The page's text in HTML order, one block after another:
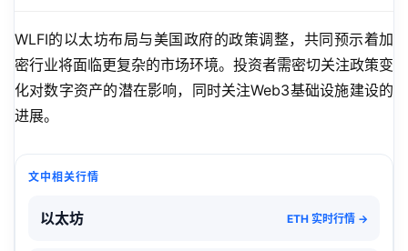
WLFI的以太坊布局与美国政府的政策调整，共同预示着加
密行业将面临更复杂的市场环境。投资者需密切关注政策变
化对数字资产的潜在影响，同时关注Web3基础设施建设的
进展。
文中相关行情
以太坊 ETH 实时行情 →